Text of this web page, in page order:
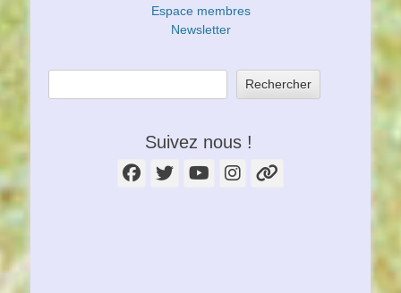
Espace membres
Newsletter
Rechercher
Suivez nous !
Facebook
Twitter
YouTube
Instagram